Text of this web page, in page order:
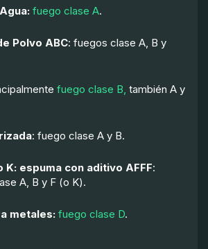
fuego clase A.
Polvo ABC: fuegos clase A, B y
fuego clase B, también A y
: fuego clase A y B.
K: espuma con aditivo AFFF:
A, B y F (o K).
metales: fuego clase D.